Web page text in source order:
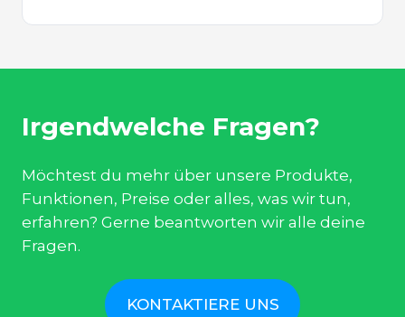
Irgendwelche Fragen?
Möchtest du mehr über unsere Produkte,
Funktionen, Preise oder alles, was wir tun,
erfahren? Gerne beantworten wir alle deine
Fragen.
KONTAKTIERE UNS